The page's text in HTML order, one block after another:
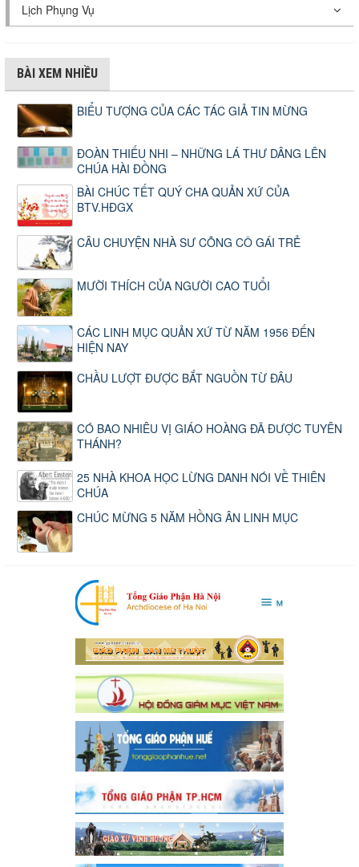
Lịch Phụng Vụ
BÀI XEM NHIỀU
BIỂU TƯỢNG CỦA CÁC TÁC GIẢ TIN MỪNG
ĐOÀN THIẾU NHI – NHỮNG LÁ THƯ DÂNG LÊN
CHÚA HÀI ĐỒNG
BÀI CHÚC TẾT QUÝ CHA QUẢN XỨ CỦA
BTV.HĐGX
CÂU CHUYỆN NHÀ SƯ CÕNG CÔ GÁI TRẺ
MƯỜI THÍCH CỦA NGƯỜI CAO TUỔI
CÁC LINH MỤC QUẢN XỨ TỪ NĂM 1956 ĐẾN
HIỆN NAY
CHẦU LƯỢT ĐƯỢC BẮT NGUỒN TỪ ĐÂU
CÓ BAO NHIÊU VỊ GIÁO HOÀNG ĐÃ ĐƯỢC TUYÊN
THÁNH?
25 NHÀ KHOA HỌC LỪNG DANH NÓI VỀ THIÊN
CHÚA
CHÚC MỪNG 5 NĂM HỒNG ÂN LINH MỤC